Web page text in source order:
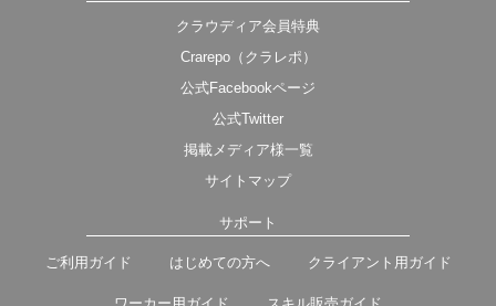
クラウディア会員特典
Crarepo（クラレポ）
公式Facebookページ
公式Twitter
掲載メディア様一覧
サイトマップ
サポート
ご利用ガイド はじめての方へ クライアント用ガイド